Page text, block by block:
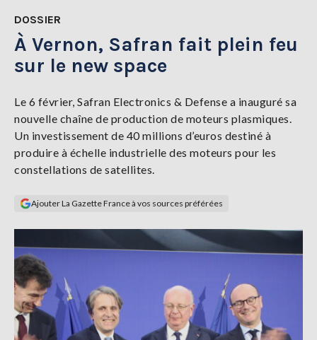
TENDANCES
SERVICES
GAZETTE
Se
connecter
S'abonner
DOSSIER
À Vernon, Safran fait plein feu
sur le new space
Le 6 février, Safran Electronics & Defense a inauguré sa
nouvelle chaîne de production de moteurs plasmiques.
Un investissement de 40 millions d’euros destiné à
produire à échelle industrielle des moteurs pour les
constellations de satellites.
Ajouter La Gazette France à vos sources préférées